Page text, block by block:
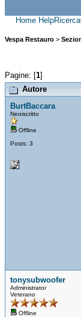
Home HelpRicerca
Vespa Restauro >
Pagine: [1]
Autore
BurtBaccara
Neoiscritto
Offline
Posts: 3
tonysubwoofer
Administrator
Veterano
Offline